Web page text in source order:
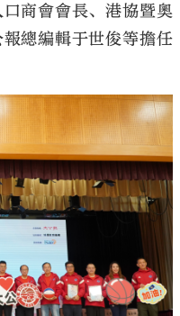
商會會長、港協暨奧
總編輯于世俊等擔任